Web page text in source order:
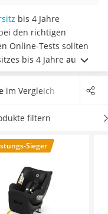
bis 4 Jahre
den richtigen
Online-Tests sollten
bis 4 Jahre auf die
achten. Eine
mit der
Überzeugt hat uns
Britax Römer
im Vergleich
filtern
Sieger